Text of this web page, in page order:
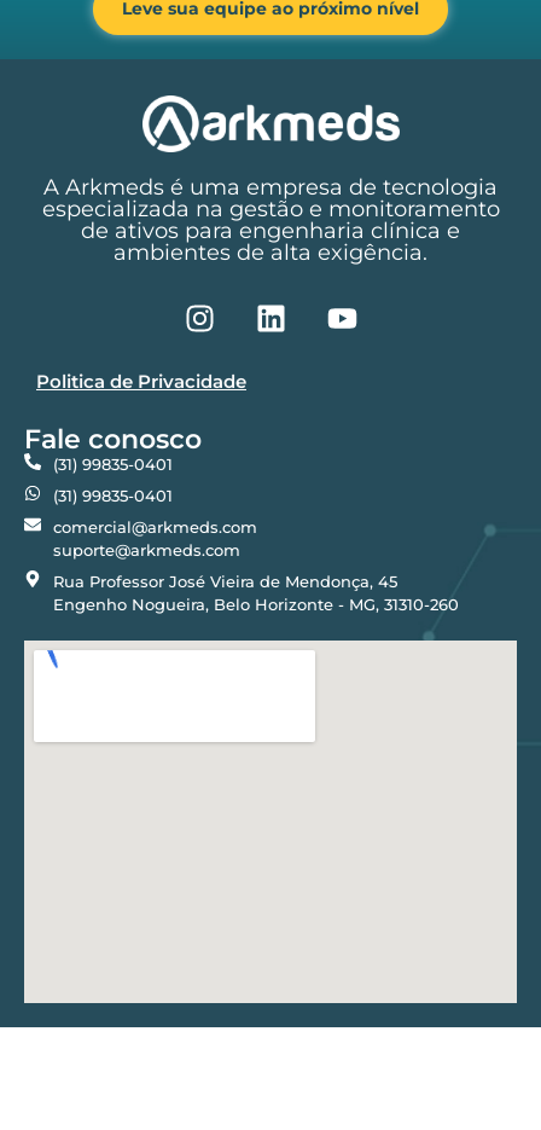
Leve sua equipe ao próximo nível
A Arkmeds é uma empresa de tecnologia
especializada na gestão e monitoramento
de ativos para engenharia clínica e
ambientes de alta exigência.
Politica de Privacidade
Fale conosco
(31) 99835-0401
(31) 99835-0401
comercial@arkmeds.com
suporte@arkmeds.com
Rua Professor José Vieira de Mendonça, 45
Engenho Nogueira, Belo Horizonte - MG, 31310-260